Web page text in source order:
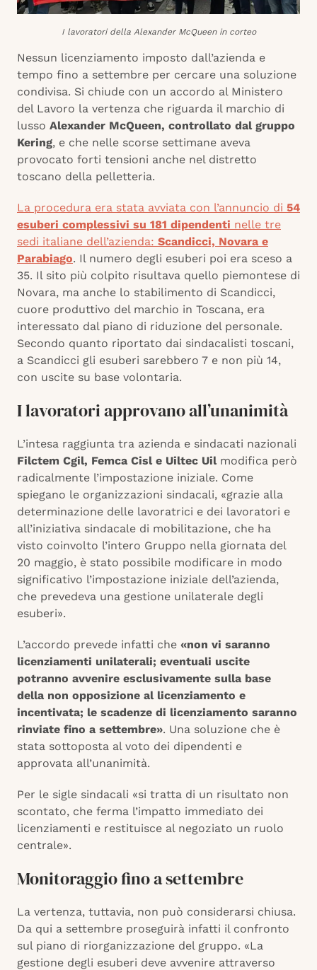
I lavoratori della Alexander McQueen in corteo
Nessun licenziamento imposto dall’azienda e
tempo fino a settembre per cercare una soluzione
condivisa. Si chiude con un accordo al Ministero
del Lavoro la vertenza che riguarda il marchio di
lusso Alexander McQueen, controllato dal gruppo
Kering, e che nelle scorse settimane aveva
provocato forti tensioni anche nel distretto
toscano della pelletteria.
La procedura era stata avviata con l’annuncio di 54
esuberi complessivi su 181 dipendenti nelle tre
sedi italiane dell’azienda: Scandicci, Novara e
Parabiago. Il numero degli esuberi poi era sceso a
35. Il sito più colpito risultava quello piemontese di
Novara, ma anche lo stabilimento di Scandicci,
cuore produttivo del marchio in Toscana, era
interessato dal piano di riduzione del personale.
Secondo quanto riportato dai sindacalisti toscani,
a Scandicci gli esuberi sarebbero 7 e non più 14,
con uscite su base volontaria.
I lavoratori approvano all’unanimità
L’intesa raggiunta tra azienda e sindacati nazionali
Filctem Cgil, Femca Cisl e Uiltec Uilmodifica però
radicalmente l’impostazione iniziale. Come
spiegano le organizzazioni sindacali, «grazie alla
determinazione delle lavoratrici e dei lavoratori e
all’iniziativa sindacale di mobilitazione, che ha
visto coinvolto l’intero Gruppo nella giornata del
20 maggio, è stato possibile modificare in modo
significativo l’impostazione iniziale dell’azienda,
che prevedeva una gestione unilaterale degli
esuberi».
L’accordo prevede infatti che «non vi saranno
licenziamenti unilaterali; eventuali uscite
potranno avvenire esclusivamente sulla base
della non opposizione al licenziamento e
incentivata; le scadenze di licenziamento saranno
rinviate fino a settembre». Una soluzione che è
stata sottoposta al voto dei dipendenti e
approvata all’unanimità.
Per le sigle sindacali «si tratta di un risultato non
scontato, che ferma l’impatto immediato dei
licenziamenti e restituisce al negoziato un ruolo
centrale».
Monitoraggio fino a settembre
La vertenza, tuttavia, non può considerarsi chiusa.
Da qui a settembre proseguirà infatti il confronto
sul piano di riorganizzazione del gruppo. «La
gestione degli esuberi deve avvenire attraverso